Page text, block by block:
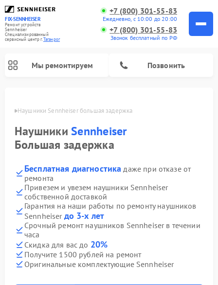
FIX-SENNHEISER
Ремонт устройств
Sennheiser
Специализированный
cервисный центр г.Таганрог
+7 (800) 301-55-83
Ежедневно, с 10:00 до 20:00
+7 (800) 301-55-83
Звонок бесплатный по РФ
Мы ремонтируем Позвонить
Наушники Sennheiser большая задержка
НаушникиSennheiser
Большая задержка
Бесплатная диагностика даже при отказе от
ремонта
Привезем и увезем наушники Sennheiser
собственной доставкой
Гарантия на наши работы по ремонту наушников
Sennheiser до 3-х лет
Срочный ремонт наушников Sennheiser в течении
часа
Скидка для вас до 20%
Получите 1500 рублей на ремонт
Оригинальные комплектующие Sennheiser